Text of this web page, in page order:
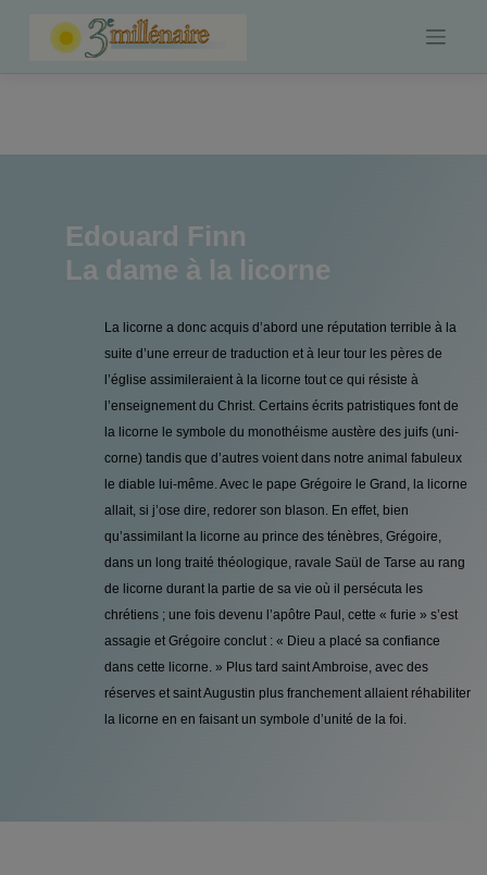
Edouard Finn
La dame à la licorne
La licorne a donc acquis d’abord une réputation terrible à la
suite d’une erreur de traduction et à leur tour les pères de
l’église assimileraient à la licorne tout ce qui résiste à
l’enseignement du Christ. Certains écrits patristiques font de
la licorne le symbole du monothéisme austère des juifs (uni-
corne) tandis que d’autres voient dans notre animal fabuleux
le diable lui-même. Avec le pape Grégoire le Grand, la licorne
allait, si j’ose dire, redorer son blason. En effet, bien
qu’assimilant la licorne au prince des ténèbres, Grégoire,
dans un long traité théologique, ravale Saül de Tarse au rang
de licorne durant la partie de sa vie où il persécuta les
chrétiens ; une fois devenu l’apôtre Paul, cette « furie » s’est
assagie et Grégoire conclut : « Dieu a placé sa confiance
dans cette licorne. » Plus tard saint Ambroise, avec des
réserves et saint Augustin plus franchement allaient réhabiliter
la licorne en en faisant un symbole d’unité de la foi.